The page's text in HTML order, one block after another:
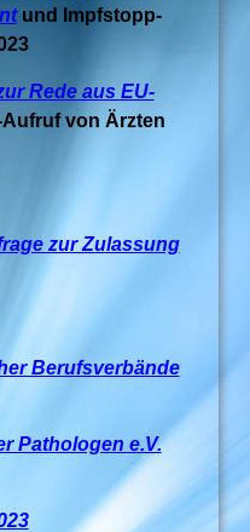
und Impfstopp-
Rede aus EU-
von Ärzten
zur Zulassung
Berufsverbände
Pathologen e.V.